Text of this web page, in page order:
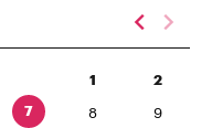
1 2
7 8 9